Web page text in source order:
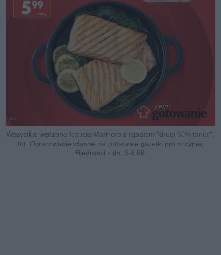
Wszystkie wędzone łososie Marinero z rabatem "drugi 60% taniej",
fot. Opracowanie własne na podstawie gazetki promocyjnej
Biedronki z dn. 3-8.08